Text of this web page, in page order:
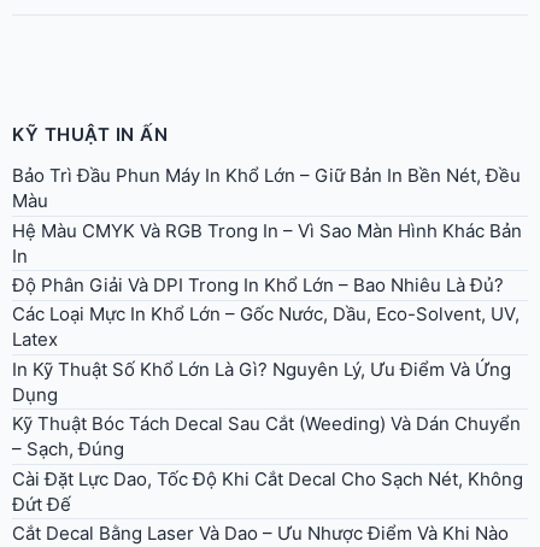
KỸ THUẬT IN ẤN
Bảo Trì Đầu Phun Máy In Khổ Lớn – Giữ Bản In Bền Nét, Đều
Màu
Hệ Màu CMYK Và RGB Trong In – Vì Sao Màn Hình Khác Bản
In
Độ Phân Giải Và DPI Trong In Khổ Lớn – Bao Nhiêu Là Đủ?
Các Loại Mực In Khổ Lớn – Gốc Nước, Dầu, Eco-Solvent, UV,
Latex
In Kỹ Thuật Số Khổ Lớn Là Gì? Nguyên Lý, Ưu Điểm Và Ứng
Dụng
Kỹ Thuật Bóc Tách Decal Sau Cắt (Weeding) Và Dán Chuyển
– Sạch, Đúng
Cài Đặt Lực Dao, Tốc Độ Khi Cắt Decal Cho Sạch Nét, Không
Đứt Đế
Cắt Decal Bằng Laser Và Dao – Ưu Nhược Điểm Và Khi Nào